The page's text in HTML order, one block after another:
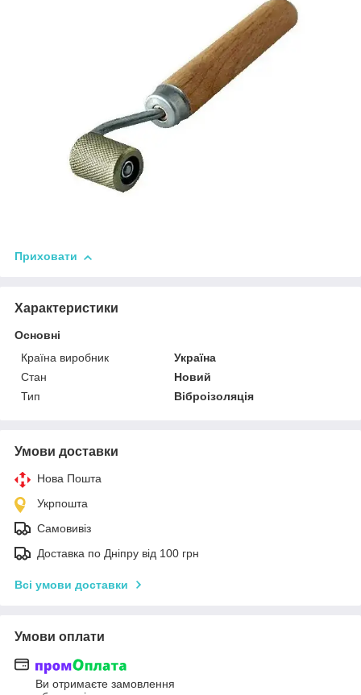
Приховати
Характеристики
Основні
Країна виробник
Україна
Стан
Новий
Тип
Віброізоляція
Умови доставки
Нова Пошта
Укрпошта
Самовивіз
Доставка по Дніпру від 100 грн
Всі умови доставки
Умови оплати
Ви отримаєте замовлення